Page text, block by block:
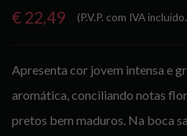
€ 22,49 (P.V.P. com IVA
Apresenta cor jovem intensa e
aromática, conciliando notas
pretos bem maduros. Na boca